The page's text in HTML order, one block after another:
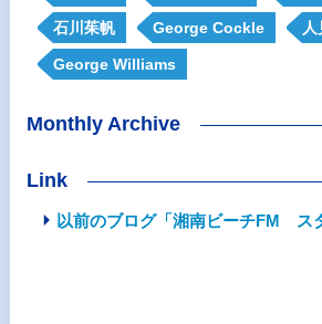
石川茱帆 George Cockle
George Williams
Monthly Archive
Link
以前のブログ「湘南ビーチFM ス